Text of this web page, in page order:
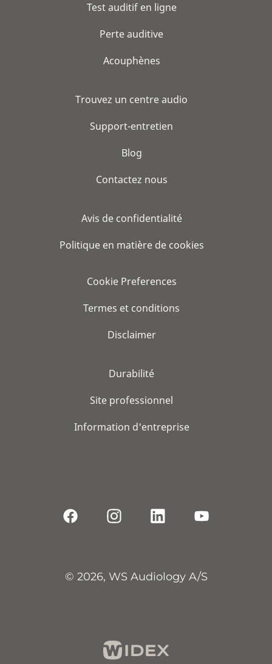
Test auditif en ligne
Perte auditive
Acouphènes
Trouvez un centre audio
Support-entretien
Blog
Contactez nous
Avis de confidentialité
Politique en matière de cookies
Cookie Preferences
Termes et conditions
Disclaimer
Durabilité
Site professionnel
Information d'entreprise
© 2026, WS Audiology A/S